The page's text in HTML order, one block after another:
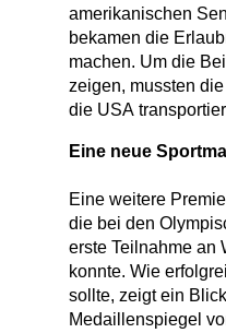
amerikanischen
bekamen die
machen. Um die
zeigen, mussten
die USA
Eine neue
Eine weitere
die bei den
erste Teilnahme an
konnte. Wie
sollte, zeigt ein
Medaillenspiegel